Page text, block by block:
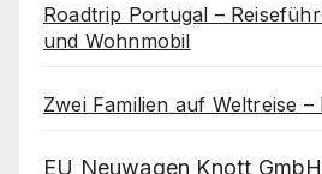
Roadtrip Portugal –
und Wohnmobil
Zwei Familien auf Weltreise –
EU Neuwagen Knott GmbH